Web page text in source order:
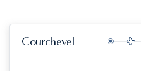
Courchevel